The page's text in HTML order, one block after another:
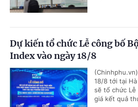
Dự kiến tổ chức Lễ công bố
Index vào ngày 18/8
18/8 tới tại
sẽ tổ chức Lễ
giá kết quả